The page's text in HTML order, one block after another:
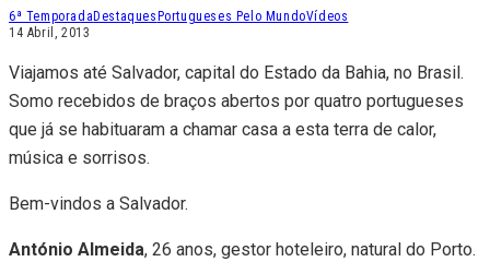
6ª Temporada Destaques Portugueses Pelo MundoVídeos
14 Abril, 2013
Viajamos até Salvador, capital do Estado da Bahia, no Brasil.
Somo recebidos de braços abertos por quatro portugueses
que já se habituaram a chamar casa a esta terra de calor,
música e sorrisos.
Bem-vindos a Salvador.
António Almeida, 26 anos, gestor hoteleiro, natural do Porto.